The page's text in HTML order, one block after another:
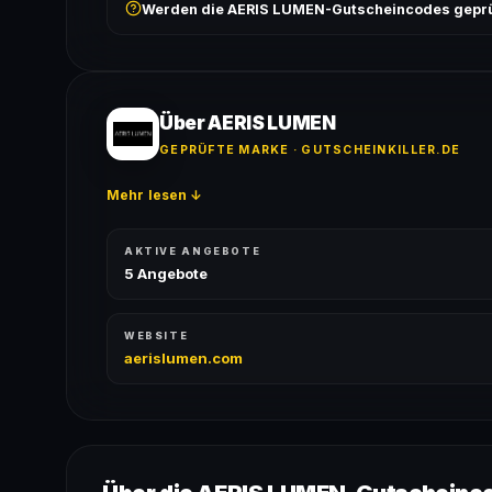
ausgeschlossen, sofern die Angebotsbedingungen
Werden die AERIS LUMEN-Gutscheincodes
Über AERIS LUMEN
GEPRÜFTE MARKE · GUTSCHEINKILLER.DE
Mehr lesen ↓
AKTIVE ANGEBOTE
5 Angebote
WEBSITE
aerislumen.com